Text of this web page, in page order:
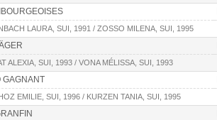
LAURA, SUI, 1991 / ZOSSO MILENA, SUI, 1995
ALEXIA, SUI, 1993 / VONA MÉLISSA, SUI, 1993
GAGNANT
EMILIE, SUI, 1996 / KURZEN TANIA, SUI, 1995